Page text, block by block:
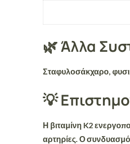
🌿 Άλλα
Σταφυλοσάκχαρο,
💡
Η βιταμίνη K2
αρτηρίες. Ο